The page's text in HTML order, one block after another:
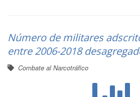
Número de militares
entre 2006-2018
Combate al Narcotráfico